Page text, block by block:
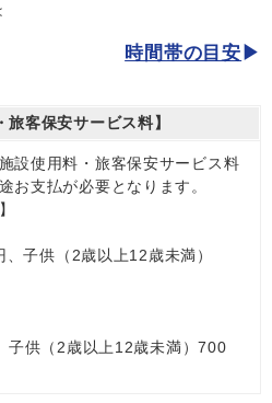
時間帯の目安
旅客保安サービス料】
設使用料・旅客保安サービス料
お支払が必要となります。
子供（2歳以上12歳未満）
子供（2歳以上12歳未満）700